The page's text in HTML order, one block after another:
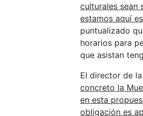
culturales sean
estamos aquí
puntualizado
horarios para
que asistan
El director de
concreto la
en esta
obligación es